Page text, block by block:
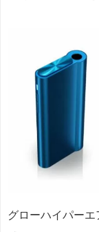
グローハイパー